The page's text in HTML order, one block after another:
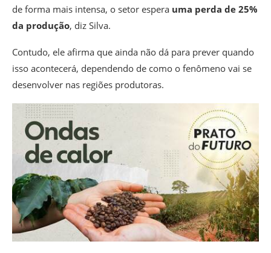
de forma mais intensa, o setor espera uma perda de 25%
da produção, diz Silva.
Contudo, ele afirma que ainda não dá para prever quando
isso acontecerá, dependendo de como o fenômeno vai se
desenvolver nas regiões produtoras.